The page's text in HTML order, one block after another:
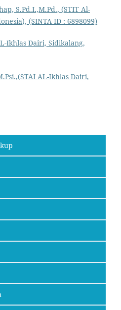
S.Pd.I.,M.Pd., (STIT Al-
(SINTA ID : 6898099)
Ikhlas Dairi, Sidikalang,
(STAI AL-Ikhlas Dairi,